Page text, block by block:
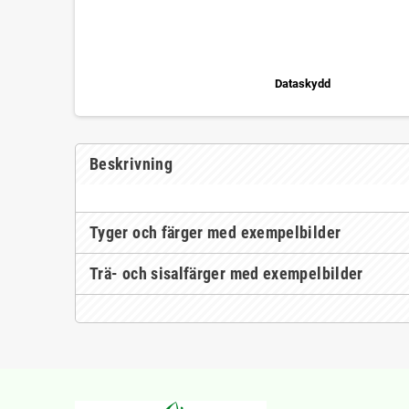
Dataskydd
Beskrivning
Tyger och färger med exempelbilder
Trä- och sisalfärger med exempelbilder